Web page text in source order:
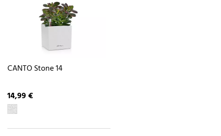
CANTO Stone 14
14,99 €